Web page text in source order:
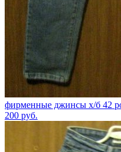
фирменные джинсы х/б 42
200 руб.